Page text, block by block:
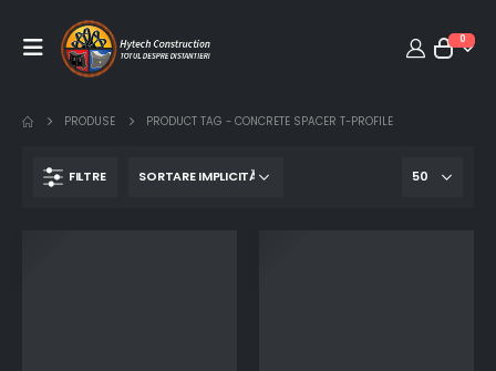
0
PRODUSE PRODUCT TAG - CONCRETE SPACER T-PROFILE
FILTRE